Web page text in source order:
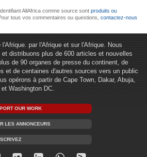
AllAfrica comme source sont produits ou
Pour tous vos commentaires ou questions, contactez-nous
par l'Afrique et sur l'Afrique. Nous
distribuons plus de 600 articles et nouvelles
de 90 organes de presse du continent, de
et de centaines d'autres sources vers un public
opérons à partir de Cape Town, Dakar, Abuja,
Washington DC.
OUR WORK
LES ANNONCEURS